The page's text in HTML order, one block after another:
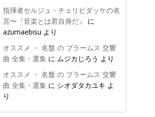
指揮者セルジュ・チェリビダッケの名
言〜『音楽とは君自身だ』
に
azumaebisu より
オススメ ・ 名盤 の ブラームス 交響
曲 全集・選集に ムジカじろう より
オススメ ・ 名盤 の ブラームス 交響
曲 全集・選集に シオダタカユキ よ
り